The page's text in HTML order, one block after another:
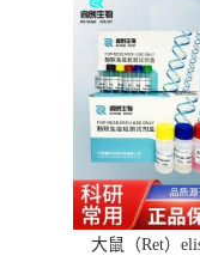
大鼠（Ret）